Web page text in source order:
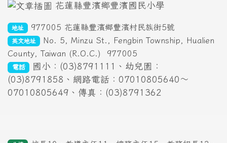
花蓮縣豐濱鄉豐濱國民小學
地址 977005 花蓮縣豐濱鄉豐濱村民族街5號
英文地址
No. 5, Minzu St., Fengbin Township, Hualien
County, Taiwan (R.O.C.)
977005
電話
國小：(03)8791111、幼兒園：
(03)8791858、網路電話：07010805640～
07010805649、傳真：(03)8791362